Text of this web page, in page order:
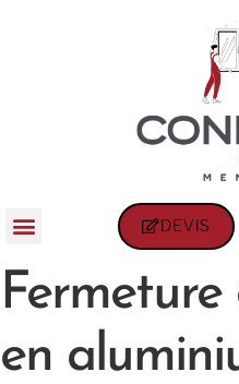
DEVIS
Fermeture
en